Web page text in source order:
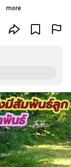
more